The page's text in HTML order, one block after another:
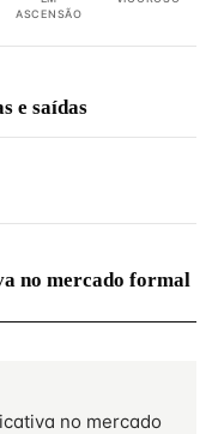
ASCENSÃO
e saídas
no mercado formal
no mercado